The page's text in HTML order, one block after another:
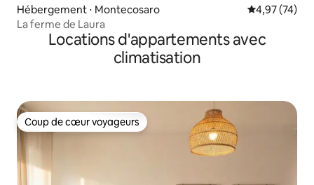
Hébergement ⋅ Montecosaro Évaluation
4,97 (74)
La ferme de Laura
Locations d'appartements avec
climatisation
Coup de cœur voyageurs
Coup de cœur voyageurs